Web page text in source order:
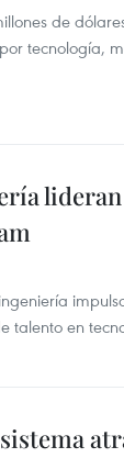
de
tecnología,
en